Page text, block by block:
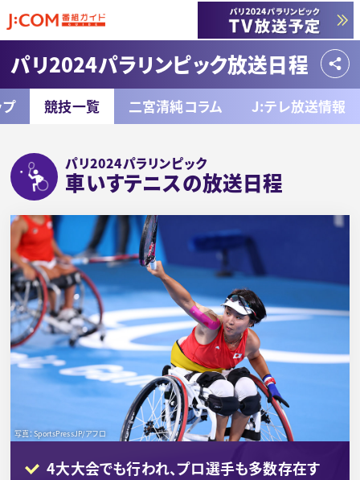
パリ2024パラリンピック放送日程
競技一覧 二宮清純コラム J:テレ放送情報
パリ2024パラリンピック
車いすテニスの放送日程
写真：SportsPressJP/アフロ
4大大会でも行われ、プロ選手も多数存在す